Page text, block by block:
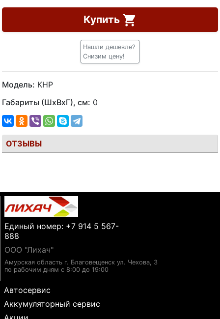
Купить
Нашли дешевле?
Снизим цену!
Модель: КНР
Габариты (ШхВхГ), см: 0
ОТЗЫВЫ
Единый номер: +7 914 5 567-
888
ООО "Лихач"
Амурская область г. Благовещенск ул. Чехова, 3
по рабочим дням с 8:00 до 19:00
Автосервис
Аккумуляторный сервис